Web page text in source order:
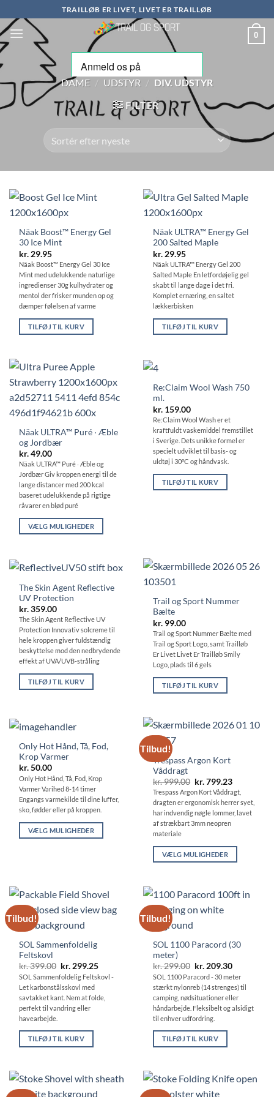
til
indhold
TRAILLØB ER LIVET, LIVET ER TRAILLØB
0
DAME / UDSTYR / DIV. UDSTYR
FILTER
Näak Boost™ Energy Gel
30 Ice Mint
kr. 29.95
Näak Boost™ Energy Gel 30 Ice
Mint med udelukkende naturlige
ingredienser 30g kulhydrater og
mentol der frisker munden op og
dæmper følelsen af ​​varme
TILFØJ TIL KURV
Näak ULTRA™ Energy Gel
200 Salted Maple
kr. 29.95
Näak ULTRA™ Energy Gel 200
Salted Maple En letfordøjelig gel
skabt til lange dage i det fri.
Komplet ernæring, en saltet
lækkerbisken
TILFØJ TIL KURV
Näak ULTRA™ Puré ‧ Æble
og Jordbær
kr.49.00
Näak ULTRA™ Puré ‧ Æble og
Jordbær Giv kroppen energi til de
lange distancer med 200 kcal
baseret udelukkende på rigtige
råvarer en blød puré
VÆLG MULIGHEDER
har
varianter.
Mulighederne
kan
vælges
på
varesiden
Re:Claim Wool Wash 750
ml.
kr. 159.00
Re:Claim Wool Wash er et
kraftfuldt vaskemiddel fremstillet
i Sverige. Dets unikke formel er
specielt udviklet til basis- og
uldtøj i 30°C og håndvask.
TILFØJ TIL KURV
The Skin Agent Reflective
UV Protection
kr.359.00
The Skin Agent Reflective UV
Protection Innovativ solcreme til
hele kroppen giver fuldstændig
beskyttelse mod den nedbrydende
effekt af UVA/UVB-stråling
TILFØJ TIL KURV
Trail og Sport Nummer
Bælte
kr. 99.00
Trail og Sport Nummer Bælte med
Trail og Sport Logo, samt Trailløb
Er Livet Livet Er Trailløb Smily
Logo, plads til 6 gels
TILFØJ TIL KURV
Only Hot Hånd, Tå, Fod,
Krop Varmer
kr.50.00
Only Hot Hånd, Tå, Fod, Krop
Varmer Varihed 8-14 timer
Engangs varmekilde til dine luffer,
sko, fødder eller på kroppen.
VÆLG MULIGHEDER
varianter.
Mulighederne
kan
vælges
på
varesiden
Tilbud!
Trespass Argon Kort
Våddragt
kr.999.00 Den
oprindelige
pris
var:
kr. 999.00.
kr.799.23Den
aktuelle
pris
er:
kr. 799.23.
Trespass Argon Kort Våddragt,
dragten er ergonomisk herrer syet,
har indvendig nøgle lommer, lavet
af strækbart 3mm neopren
materiale
VÆLG MULIGHEDER
har
flere
varianter.
Mulighederne
kan
vælges
på
varesiden
Tilbud!
SOL Sammenfoldelig
Feltskovl
kr.399.00 Den
oprindelige
pris
var:
kr. 399.00.
kr.299.25Den
aktuelle
pris
kr. 299.25.
SOL Sammenfoldelig Feltskovl -
Let karbonstålsskovl med
savtakket kant. Nem at folde,
perfekt til vandring eller
havearbejde.
TILFØJ TIL KURV
Tilbud!
SOL 1100 Paracord (30
meter)
kr.299.00 Den
oprindelige
pris
var:
kr. 299.00.
kr.209.30Den
aktuelle
pris
er:
kr. 209.30.
SOL 1100 Paracord - 30 meter
stærkt nylonreb (14 strenges) til
camping, nødsituationer eller
håndarbejde. Fleksibelt og alsidigt
til enhver udfordring.
TILFØJ TIL KURV